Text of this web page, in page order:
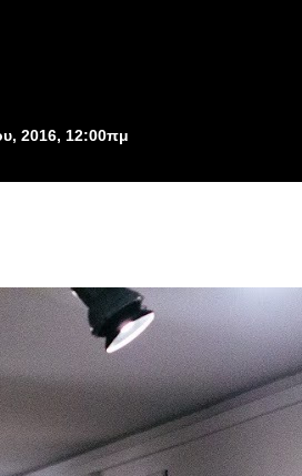
2016, 12:00πμ